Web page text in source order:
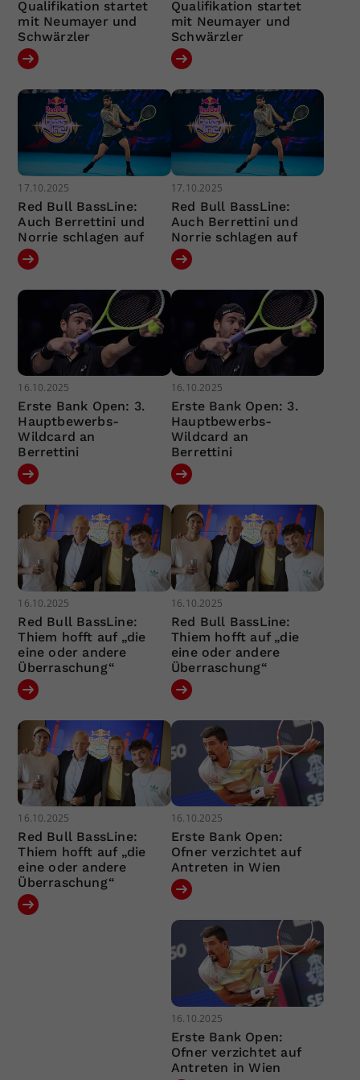
Qualifikation startet
mit Neumayer und
Schwärzler
Qualifikation startet
mit Neumayer und
Schwärzler
17.10.2025
Red Bull BassLine:
Auch Berrettini und
Norrie schlagen auf
17.10.2025
Red Bull BassLine:
Auch Berrettini und
Norrie schlagen auf
16.10.2025
Erste Bank Open: 3.
Hauptbewerbs-
Wildcard an
Berrettini
16.10.2025
Erste Bank Open: 3.
Hauptbewerbs-
Wildcard an
Berrettini
16.10.2025
Red Bull BassLine:
Thiem hofft auf „die
eine oder andere
Überraschung“
16.10.2025
Red Bull BassLine:
Thiem hofft auf „die
eine oder andere
Überraschung“
16.10.2025
Red Bull BassLine:
Thiem hofft auf „die
eine oder andere
Überraschung“
16.10.2025
Erste Bank Open:
Ofner verzichtet auf
Antreten in Wien
16.10.2025
Erste Bank Open:
Ofner verzichtet auf
Antreten in Wien